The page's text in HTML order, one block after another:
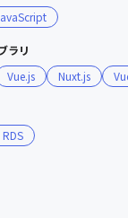
での構築・運営に
ECS / Amazon
RDS / Amazon S3
/ Amazon SES
ラリ
Vue.js Nuxt.js